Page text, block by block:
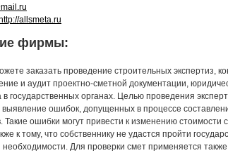
allsmeta.ru
фирмы:
заказать проведение строительных экспертиз,
и аудит проектно-сметной документации,
государственных органах. Целью проведения
выявление ошибок, допущенных в процессе
Такие ошибки могут привести к изменению стоимости
к тому, что собственнику не удастся пройти
необходимости. Для проверки смет применяется